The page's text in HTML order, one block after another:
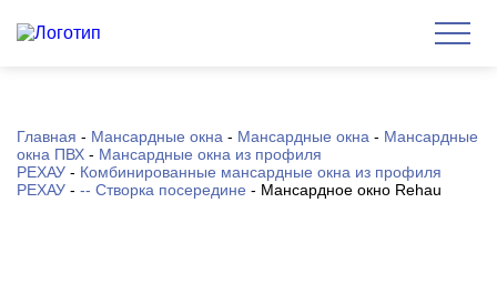
Главная - Мансардные окна - Мансардные окна - Мансардные
окна ПВХ - Мансардные окна из профиля
РЕХАУ - Комбинированные мансардные окна из профиля
РЕХАУ - -- Створка посередине - Мансардное окно Rehau